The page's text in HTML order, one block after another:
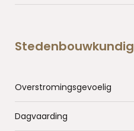
Stedenbouwkundig
Overstromingsgevoelig
Dagvaarding